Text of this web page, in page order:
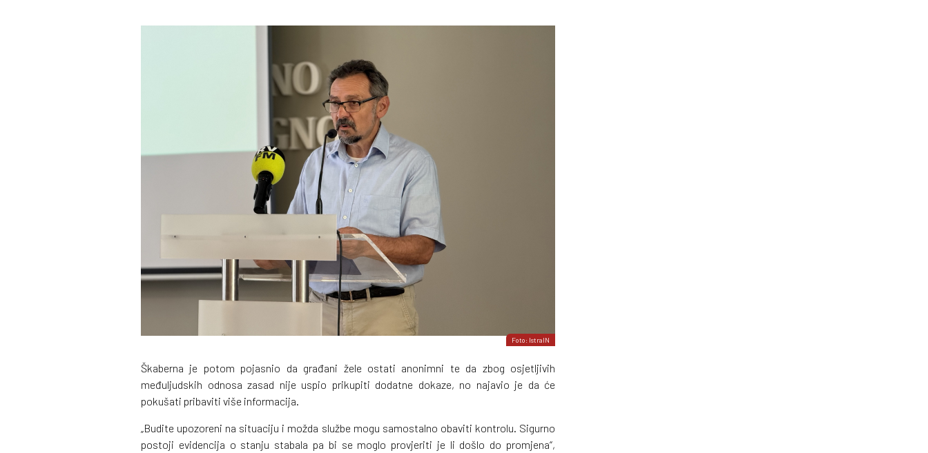
Foto: IstraIN
Škaberna je potom pojasnio da građani žele ostati anonimni te da zbog osjetljivih
međuljudskih odnosa zasad nije uspio prikupiti dodatne dokaze, no najavio je da će
pokušati pribaviti više informacija.
„Budite upozoreni na situaciju i možda službe mogu samostalno obaviti kontrolu. Sigurno
postoji evidencija o stanju stabala pa bi se moglo provjeriti je li došlo do promjena“,